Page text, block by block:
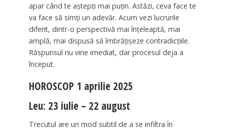
apar când te aștepți mai puțin. Astăzi, ceva face te
va face să simți un adevăr. Acum vezi lucrurile
diferit, dintr-o perspectivă mai înțeleaptă, mai
amplă, mai dispusă să îmbrățișeze contradicțiile.
Răspunsul nu vine imediat, dar procesul deja a
început.
HOROSCOP 1 aprilie 2025
Leu: 23 iulie – 22 august
Trecutul are un mod subtil de a se infiltra în